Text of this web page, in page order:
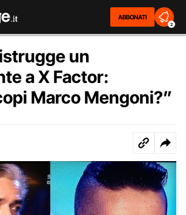
ABBONATI
2
un
a X Factor:
Marco Mengoni?”